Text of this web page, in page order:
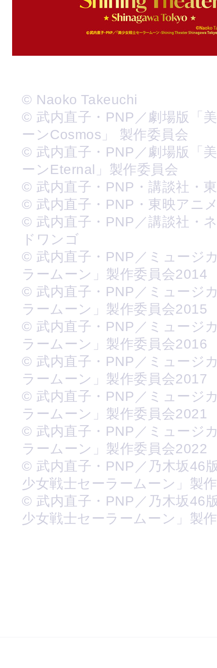
© Naoko Takeuchi
© 武内直子・PNP／劇場版「
ーンCosmos」 製作委員会
© 武内直子・PNP／劇場版「
ーンEternal」製作委員会
© 武内直子・PNP・講談社・
© 武内直子・PNP・東映アニ
© 武内直子・PNP／講談社・
ドワンゴ
© 武内直子・PNP／ミュージ
ラームーン」製作委員会2014
© 武内直子・PNP／ミュージ
ラームーン」製作委員会2015
© 武内直子・PNP／ミュージ
ラームーン」製作委員会2016
© 武内直子・PNP／ミュージ
ラームーン」製作委員会2017
© 武内直子・PNP／ミュージ
ラームーン」製作委員会2021
© 武内直子・PNP／ミュージ
ラームーン」製作委員会2022
© 武内直子・PNP／乃木坂46
少女戦士セーラームーン」製
© 武内直子・PNP／乃木坂46
少女戦士セーラームーン」製